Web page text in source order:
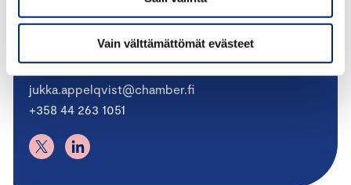
Vain välttämättömät evästeet
Jukka Appelqvist
jukka.appelqvist@chamber.fi
+358 44 263 1051